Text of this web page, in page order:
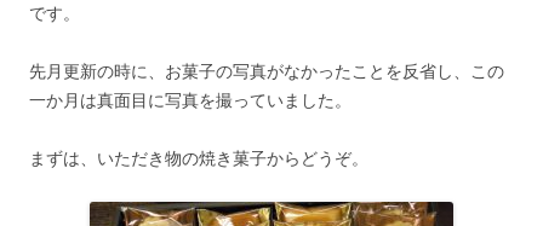
です。
先月更新の時に、お菓子の写真がなかったことを反省し、この
一か月は真面目に写真を撮っていました。
まずは、いただき物の焼き菓子からどうぞ。